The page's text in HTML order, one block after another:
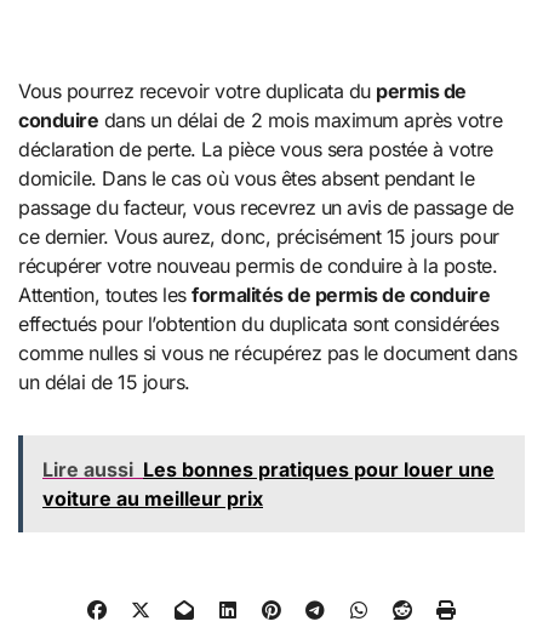
Vous pourrez recevoir votre duplicata du permis de
conduire dans un délai de 2 mois maximum après votre
déclaration de perte. La pièce vous sera postée à votre
domicile. Dans le cas où vous êtes absent pendant le
passage du facteur, vous recevrez un avis de passage de
ce dernier. Vous aurez, donc, précisément 15 jours pour
récupérer votre nouveau permis de conduire à la poste.
Attention, toutes lesformalités de permis de conduire
effectués pour l’obtention du duplicata sont considérées
comme nulles si vous ne récupérez pas le document dans
un délai de 15 jours.
Lire aussi Les bonnes pratiques pour louer une
voiture au meilleur prix